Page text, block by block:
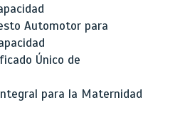
Automotor para
Único de
para la Maternidad